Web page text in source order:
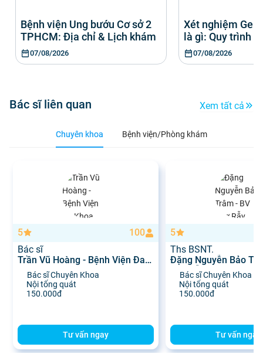
Bệnh viện Ung bướu Cơ sở 2
TPHCM: Địa chỉ & Lịch khám
07/08/2026
Xét nghiệm
là gì: Quy trình
07/08/2026
Bác sĩ liên quan Xem tất cả
Chuyên khoa Bệnh viện/Phòng khám
5
100
Bác sĩ
Trần Vũ Hoàng - Bệnh Viện Đa
Khoa Khánh Hòa
Bác sĩ Chuyên Khoa
Nội tổng quát
150.000đ
Tư vấn ngay
5
Ths BSNT.
Đặng Nguyễn Bảo
Chợ Rẫy
Bác sĩ Chuyên Khoa
Nội tổng quát
150.000đ
Tư vấn ngay